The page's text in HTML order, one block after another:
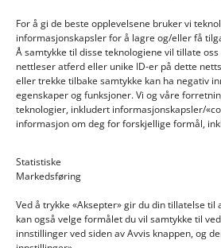
For å gi de beste opplevelsene bruker vi
informasjonskapsler for å lagre og/eller få
Å samtykke til disse teknologiene vil tillate
nettleser atferd eller unike ID-er på dette
eller trekke tilbake samtykke kan ha negativ
egenskaper og funksjoner. Vi og våre
teknologier, inkludert informasjonskapsler/
informasjon om deg for forskjellige formål,
Statistiske
Markedsføring
Ved å trykke «Aksepter» gir du din tillatelse til
kan også velge formålet du vil samtykke til
innstillinger ved siden av Avvis knappen, og